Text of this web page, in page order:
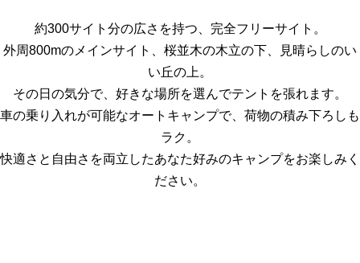
約300サイト分の広さを持つ、完全フリーサイト。
外周800mのメインサイト、桜並木の木立の下、見晴らしのい
い丘の上。
その日の気分で、好きな場所を選んでテントを張れます。
車の乗り入れが可能なオートキャンプで、荷物の積み下ろしも
ラク。
快適さと自由さを両立したあなた好みのキャンプをお楽しみく
ださい。